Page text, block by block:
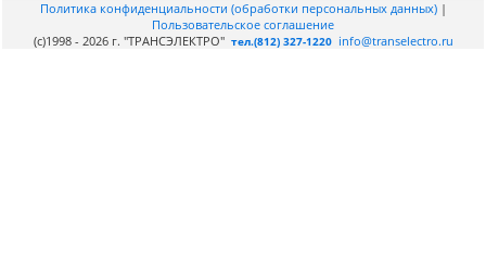
Политика конфиденциальности (обработки персональных данных) |
Пользовательское соглашение
(c)1998 - 2026 г. "ТРАНСЭЛЕКТРО" тел.(812) 327-1220 info@transelectro.ru